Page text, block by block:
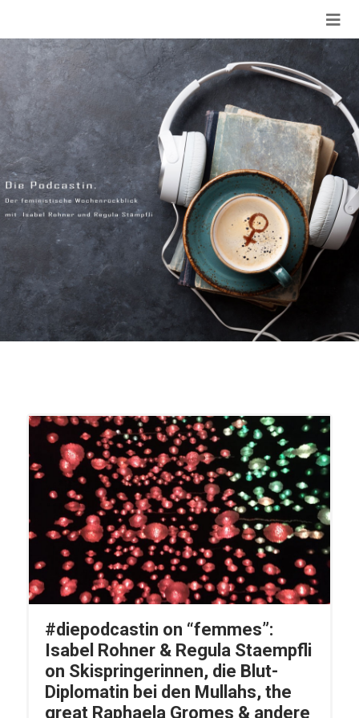
#diepodcastin on “femmes”:
Isabel Rohner & Regula Staempfli
on Skispringerinnen, die Blut-
Diplomatin bei den Mullahs, the
great Raphaela Gromes & andere